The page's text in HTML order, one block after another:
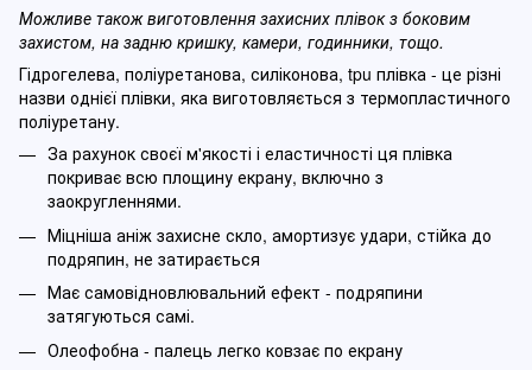
Можливе також виготовлення захисних плівок з боковим
захистом, на задню кришку, камери, годинники, тощо.
Гідрогелева, поліуретанова, силіконова, tpu плівка - це різні
назви однієї плівки, яка виготовляється з термопластичного
поліуретану.
За рахунок своєї м'якості і еластичності ця плівка
покриває всю площину екрану, включно з
заокругленнями.
Міцніша аніж захисне скло, амортизує удари, стійка до
подряпин, не затирається
Має самовідновлювальний ефект - подряпини
затягуються самі.
Олеофобна - палець легко ковзає по екрану